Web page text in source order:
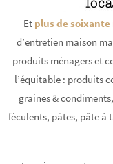
Et plus de soixante
d’entretien maison
produits ménagers et
l’équitable : produits
graines &
féculents, pâtes, pâte à